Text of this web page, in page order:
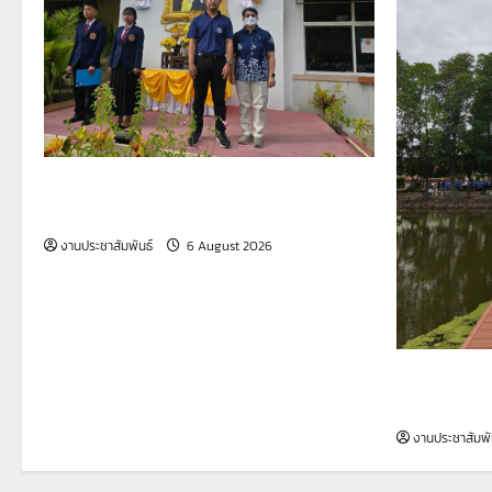
งานประชาสัมพันธ์ 6 August 2026
งานประชาสัม